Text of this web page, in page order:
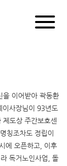
을 이어받아 곽동환
이사장님이 93년도
도상 주간보호센
칭조차도 정립이
에 오픈하고, 이후
독거노인사업, 돌